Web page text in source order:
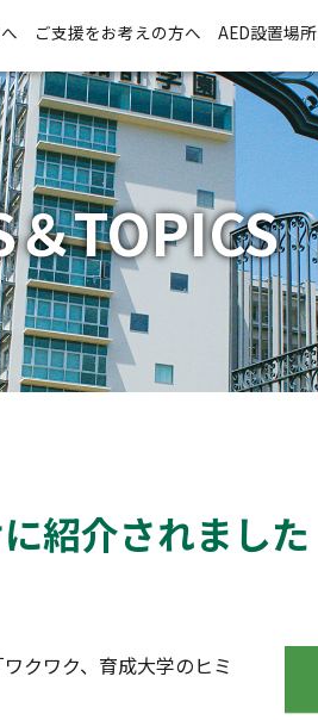
ご支援をお考えの方へ AED設置場所
TOPICS
紹介されました
クワク、育成大学のヒミ